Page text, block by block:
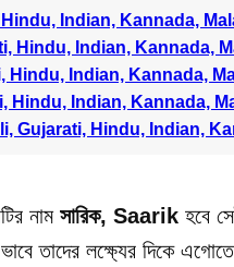
Indian, Kannada,
Hindu, Indian, Kannada,
Hindu, Indian, Kannada,
Hindu, Indian, Kannada,
Gujarati, Hindu, Indian,
নাম সারিক, Saarikহবে
তাদের লক্ষ্যের দিকে